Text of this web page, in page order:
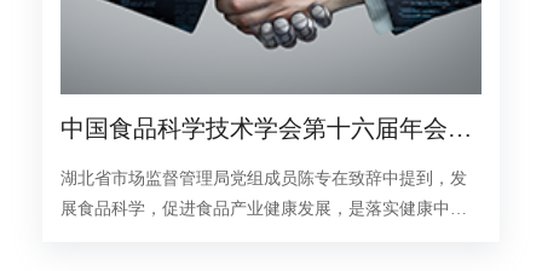
中国食品科学技术学会第十六届年会暨
湖北省市场监督管理局党组成员陈专在致辞中提到，发
展食品科学，促进食品产业健康发展，是落实健康中国